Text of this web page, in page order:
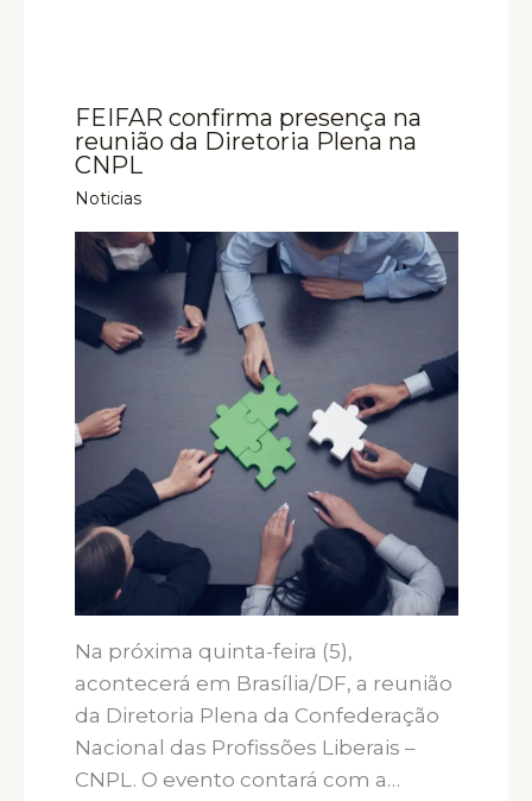
FEIFAR confirma presença na
reunião da Diretoria Plena na
CNPL
Noticias
Na próxima quinta-feira (5),
acontecerá em Brasília/DF, a reunião
da Diretoria Plena da Confederação
Nacional das Profissões Liberais –
CNPL. O evento contará com a…